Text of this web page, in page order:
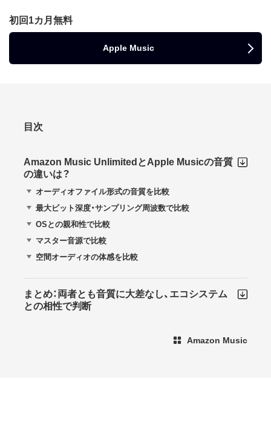
初回1カ月無料
Apple Music
目次
Amazon Music UnlimitedとApple Musicの音質
の違いは？
オーディオファイル形式の音質を比較
最大ビット深度・サンプリング周波数で比較
OSとの親和性で比較
マスター音源で比較
空間オーディオの体感を比較
まとめ：両者とも音質に大差なし、エコシステム
との相性で判断
Amazon Music